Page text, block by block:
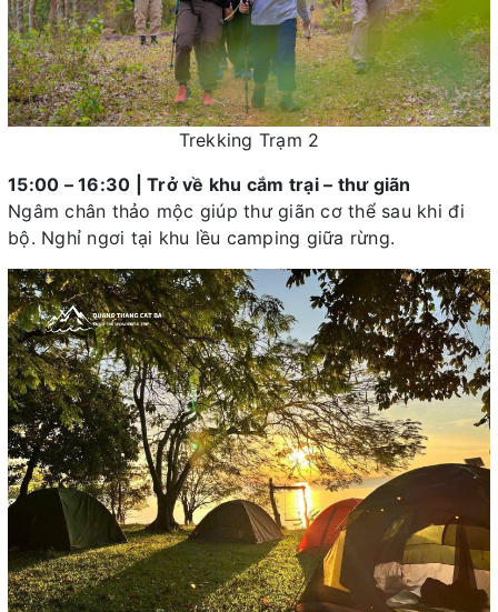
Trekking Trạm 2
15:00 – 16:30 | Trở về khu cắm trại – thư giãn
Ngâm chân thảo mộc giúp thư giãn cơ thể sau khi đi
bộ. Nghỉ ngơi tại khu lều camping giữa rừng.